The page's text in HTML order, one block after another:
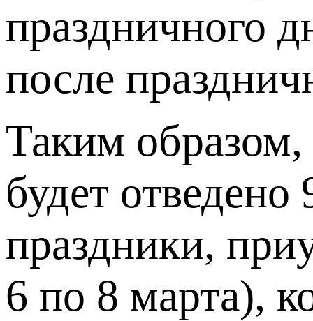
праздничного
после
Таким
будет
праздники,
6 по 8 марта),